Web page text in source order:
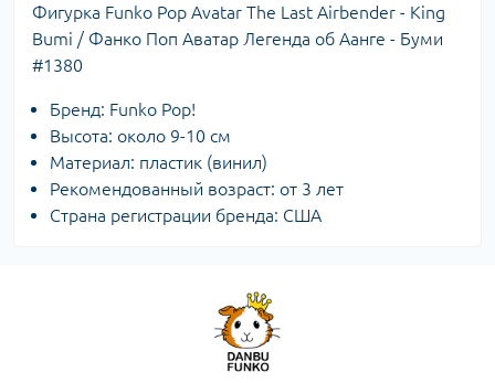
Фигурка Funko Pop Avatar The Last Airbender - King
Bumi / Фанко Поп Аватар Легенда об Аанге - Буми
#1380
Бренд: Funko Pop!
Высота: около 9-10 см
Материал: пластик (винил)
Рекомендованный возраст: от 3 лет
Страна регистрации бренда: США